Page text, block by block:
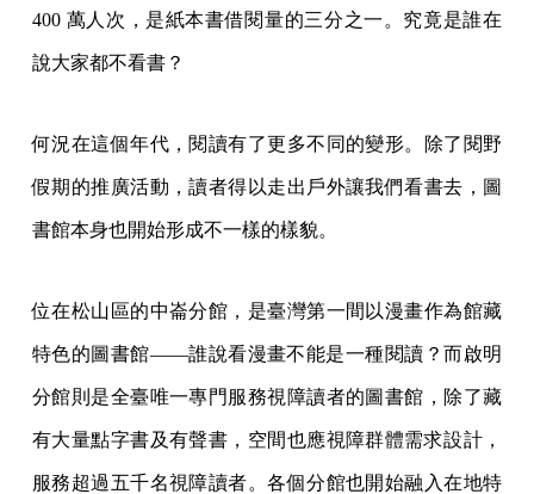
400 萬人次，是紙本書借閱量的三分之一。究竟是誰在
說大家都不看書？
何況在這個年代，閱讀有了更多不同的變形。除了閱野
假期的推廣活動，讀者得以走出戶外讓我們看書去，圖
書館本身也開始形成不一樣的樣貌。
位在松山區的中崙分館，是臺灣第一間以漫畫作為館藏
特色的圖書館——誰說看漫畫不能是一種閱讀？而啟明
分館則是全臺唯一專門服務視障讀者的圖書館，除了藏
有大量點字書及有聲書，空間也應視障群體需求設計，
服務超過五千名視障讀者。各個分館也開始融入在地特